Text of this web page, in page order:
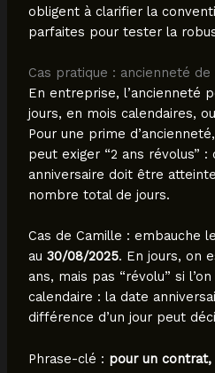
obligent à clarifier la
parfaites pour tester la
Cas pratique : ancienneté
En entreprise, l’ancienneté
jours, en mois calendaires,
Pour une prime
peut exiger “2 ans révolus”
anniversaire doit être
nombre total de jours.
Cas de Camille : embauche le
au 30/08/2025. En jours, on
ans, mais pas “révolu” si
calendaire : la date
différence d’un jour peut
Phrase-clé : pour un